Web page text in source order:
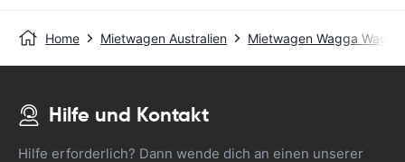
Home Mietwagen Australien Mietwagen Wagga Wagga
Hilfe und Kontakt
Hilfe erforderlich? Dann wende dich an einen unserer